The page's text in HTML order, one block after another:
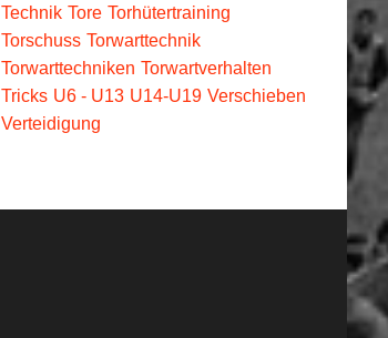
Technik Tore Torhütertraining
Torschuss Torwarttechnik
Torwarttechniken Torwartverhalten
Tricks U6 - U13 U14-U19 Verschieben
Verteidigung